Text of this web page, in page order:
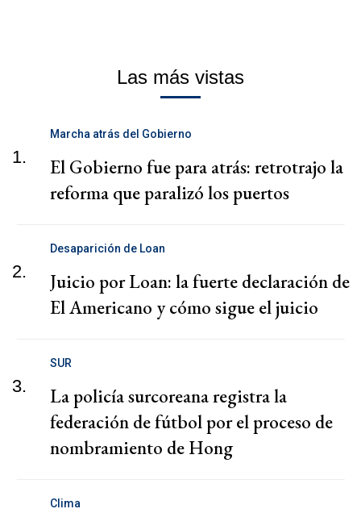
Las más vistas
1.
Marcha atrás del Gobierno
El Gobierno fue para atrás: retrotrajo la
reforma que paralizó los puertos
2.
Desaparición de Loan
Juicio por Loan: la fuerte declaración de
El Americano y cómo sigue el juicio
3.
SUR
La policía surcoreana registra la
federación de fútbol por el proceso de
nombramiento de Hong
Clima